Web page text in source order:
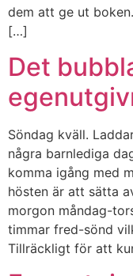
dem att ge ut
[…]
Det
Söndag kväll.
några barnlediga
komma igång med
hösten är att sätta
morgon måndag-
timmar fred-sönd
Tillräckligt för att